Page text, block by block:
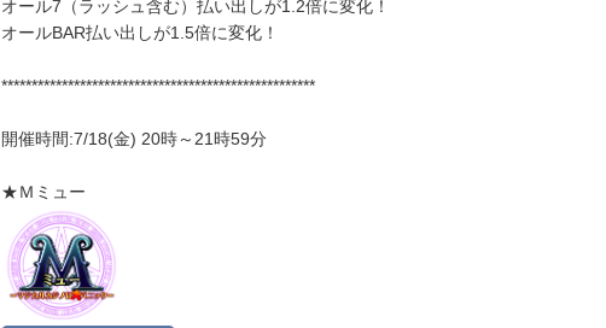
オール7（ラッシュ含む）払い出しが1.2倍に変化！
オールBAR払い出しが1.5倍に変化！
****************************************************
開催時間:7/18(金) 20時～21時59分
★Ｍミュー